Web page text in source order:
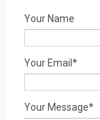
Your Name
Your Email*
Your Message*